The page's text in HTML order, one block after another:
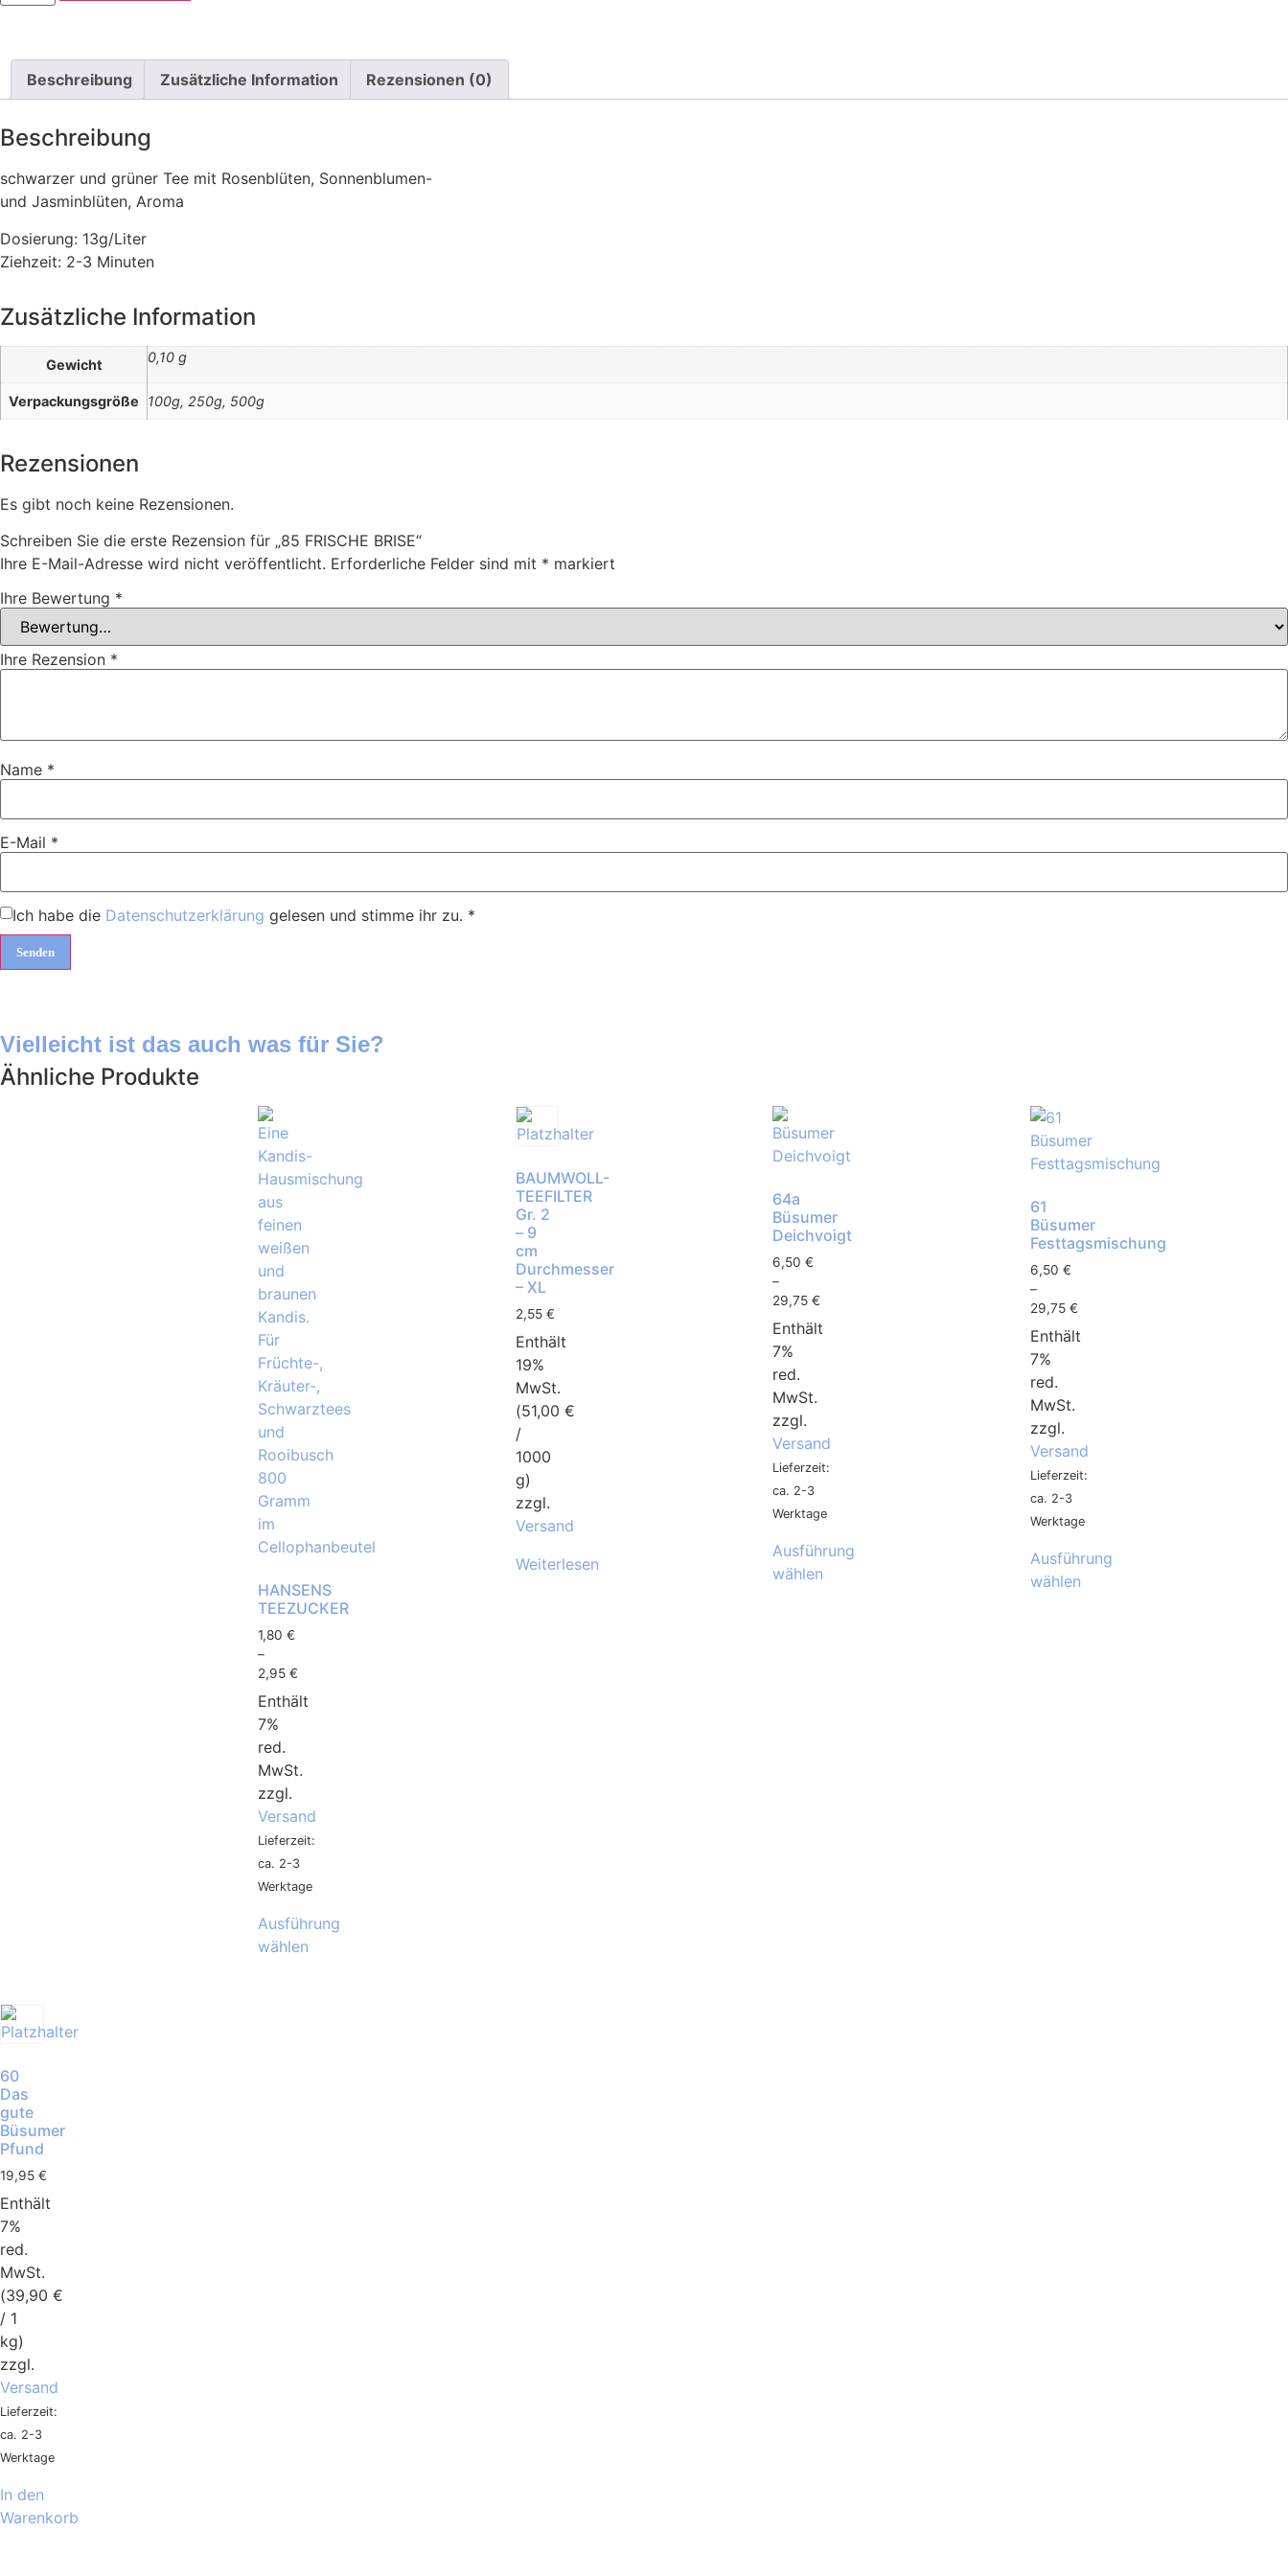
Beschreibung Zusätzliche Information Rezensionen (0)
Beschreibung
schwarzer und grüner Tee mit Rosenblüten, Sonnenblumen-
und Jasminblüten, Aroma
Dosierung: 13g/Liter
Ziehzeit: 2-3 Minuten
Zusätzliche Information
Gewicht 0,10 g
Verpackungsgröße 100g, 250g, 500g
Rezensionen
Es gibt noch keine Rezensionen.
Schreiben Sie die erste Rezension für „85 FRISCHE BRISE“
Ihre E-Mail-Adresse wird nicht veröffentlicht. Erforderliche Felder sind mit * markiert
Ihre Bewertung *
Ihre Rezension *
Name *
E-Mail *
Ich habe die Datenschutzerklärung gelesen und stimme ihr zu. *
Vielleicht ist das auch was für Sie?
Ähnliche Produkte
HANSENS
TEEZUCKER
1,80 €
–
2,95 €
Enthält
7%
red.
MwSt.
zzgl.
Versand
Lieferzeit:
ca. 2-3
Werktage
Ausführung
wählen
BAUMWOLL-
TEEFILTER
Gr. 2
– 9
cm
Durchmesser
– XL
2,55 €
Enthält
19%
MwSt.
(51,00 €
/
1000
g)
zzgl.
Versand
Weiterlesen
64a
Büsumer
Deichvoigt
6,50€
–
29,75€
Enthält
7%
red.
MwSt.
zzgl.
Versand
Lieferzeit:
ca. 2-3
Werktage
Ausführung
wählen
61
Büsumer
Festtagsmischung
6,50€
–
29,75€
Enthält
7%
red.
MwSt.
zzgl.
Versand
Lieferzeit:
ca. 2-3
Werktage
Ausführung
wählen
60
Das
gute
Büsumer
Pfund
19,95 €
Enthält
7%
red.
MwSt.
(39,90 €
/ 1
kg)
zzgl.
Versand
Lieferzeit:
ca. 2-3
Werktage
In den
Warenkorb